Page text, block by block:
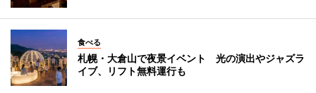
食べる
札幌・大倉山で夜景イベント 光の演出やジャズラ
イブ、リフト無料運行も